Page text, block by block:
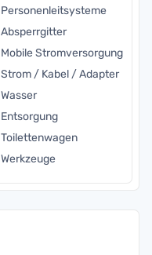
Personenleitsysteme
Absperrgitter
Mobile Stromversorgung
Strom / Kabel / Adapter
Wasser
Entsorgung
Toilettenwagen
Werkzeuge